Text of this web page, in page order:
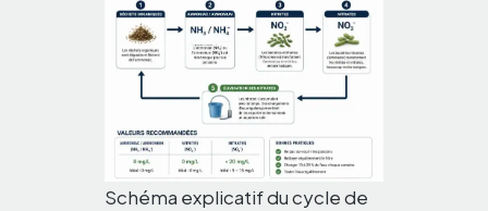
Schéma explicatif du cycle de